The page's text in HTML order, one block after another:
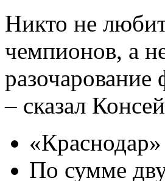
Никто не
чемпионов, а
– сказал
По сумме